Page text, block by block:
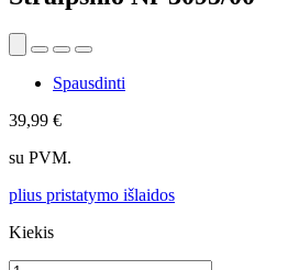
Spausdinti
39,99 €
su PVM.
plius pristatymo išlaidos
Kiekis